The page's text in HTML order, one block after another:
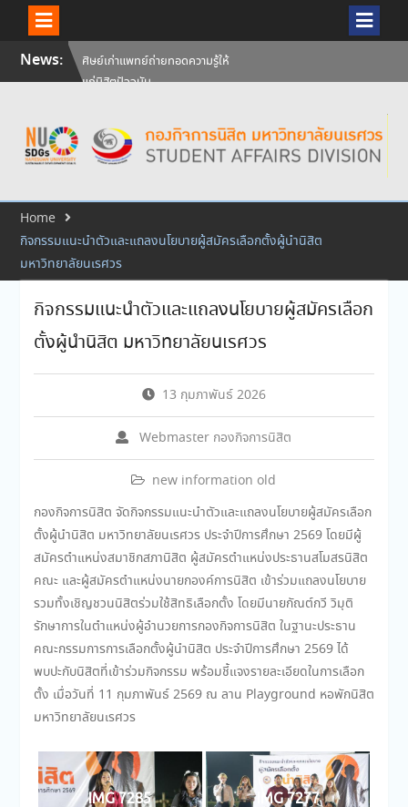
SkipNews:
ศิษย์เก่าแพทย์ถ่ายทอดความรู้ให้
แก่นิสิตปัจจุบัน
นเรศวร ครบรอบ 36 ปี 29
กรกฎาคม 2569
สัมภาษณ์นิสิตเพื่อพิจารณาเข้ารับ
ประจำปีการศึกษา 256
Home
กิจกรรมแนะนำตัวและแถลงนโยบายผู้สมัครเลือกตั้งผู้นำนิสิต
มหาวิทยาลัยนเรศวร
กิจกรรมแนะนำตัวและแถลงนโยบายผู้สมัครเลือก
ตั้งผู้นำนิสิต มหาวิทยาลัยนเรศวร
13 กุมภาพันธ์ 2026
Webmaster กองกิจการนิสิต
new information old
กองกิจการนิสิต จัดกิจกรรมแนะนำตัวและแถลงนโยบายผู้สมัครเลือก
ตั้งผู้นำนิสิต มหาวิทยาลัยนเรศวร ประจำปีการศึกษา 2569 โดยมีผู้
สมัครตำแหน่งสมาชิกสภานิสิต ผู้สมัครตำแหน่งประธานสโมสรนิสิต
คณะ และผู้สมัครตำแหน่งนายกองค์การนิสิต เข้าร่วมแถลงนโยบาย
รวมทั้งเชิญชวนนิสิตร่วมใช้สิทธิเลือกตั้ง โดยมีนายกัณต์กวี วิมุติ
รักษาการในตำแหน่งผู้อำนวยการกองกิจการนิสิต ในฐานะประธาน
คณะกรรมการการเลือกตั้งผู้นำนิสิต ประจำปีการศึกษา 2569 ได้
พบปะกับนิสิตที่เข้าร่วมกิจกรรม พร้อมชี้แจงรายละเอียดในการเลือก
ตั้ง เมื่อวันที่ 11 กุมภาพันธ์ 2569 ณ ลาน Playground หอพักนิสิต
มหาวิทยาลัยนเรศวร
IMG 7285 IMG 7277